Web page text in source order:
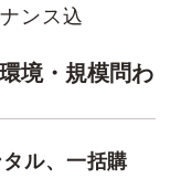
ンス込
境・規模問わ
タル、一括購